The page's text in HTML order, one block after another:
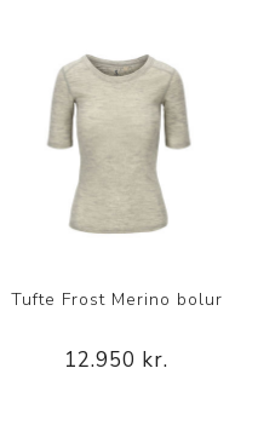
Tufte Frost Merino bolur
12.950 kr.